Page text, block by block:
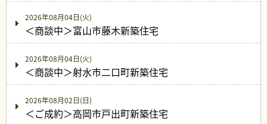
2026年08月04日(火)
＜商談中＞富山市藤木新築住宅
2026年08月04日(火)
＜商談中＞射水市二口町新築住宅
2026年08月02日(日)
＜ご成約＞高岡市戸出町新築住宅